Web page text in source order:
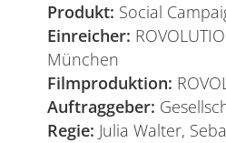
Produkt: Social
Einreicher:
München
Filmproduktion:
Auftraggeber:
Regie: Julia Walter,